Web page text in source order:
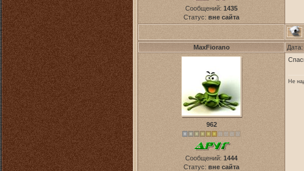
Сообщений: 1435
Статус: вне сайта
MaxFiorano
962
Сообщений: 1444
Статус: вне сайта
Не